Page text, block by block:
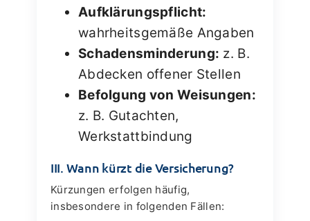
Aufklärungspflicht:
wahrheitsgemäße Angaben
Schadensminderung: z. B.
Abdecken offener Stellen
Befolgung von Weisungen:
z. B. Gutachten,
Werkstattbindung
III. Wann kürzt die Versicherung?
Kürzungen erfolgen häufig,
insbesondere in folgenden Fällen: